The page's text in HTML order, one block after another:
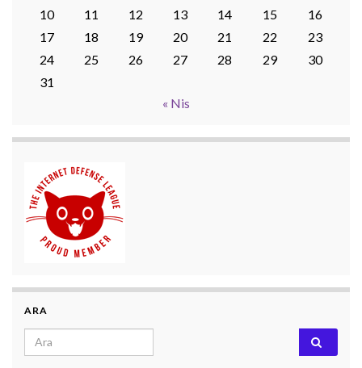
10
11 12 13 14 15
16
17
18 19 20 21 22
23
24
25 26 27 28 29
30
31
« Nis
ARA
Search for: